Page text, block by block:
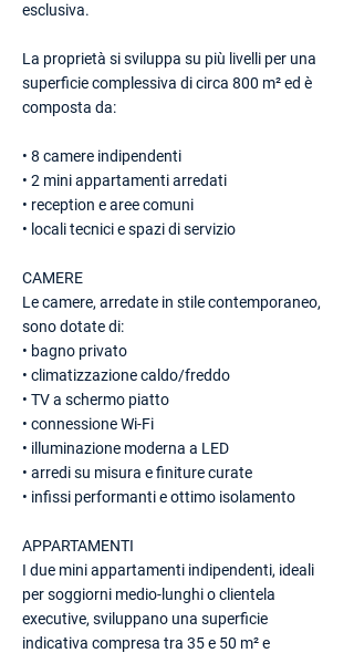
esclusiva.
La proprietà si sviluppa su più livelli per una
superficie complessiva di circa 800 m² ed è
composta da:
• 8 camere indipendenti
• 2 mini appartamenti arredati
• reception e aree comuni
• locali tecnici e spazi di servizio
CAMERE
Le camere, arredate in stile contemporaneo,
sono dotate di:
• bagno privato
• climatizzazione caldo/freddo
• TV a schermo piatto
• connessione Wi-Fi
• illuminazione moderna a LED
• arredi su misura e finiture curate
• infissi performanti e ottimo isolamento
APPARTAMENTI
I due mini appartamenti indipendenti, ideali
per soggiorni medio-lunghi o clientela
executive, sviluppano una superficie
indicativa compresa tra 35 e 50 m² e